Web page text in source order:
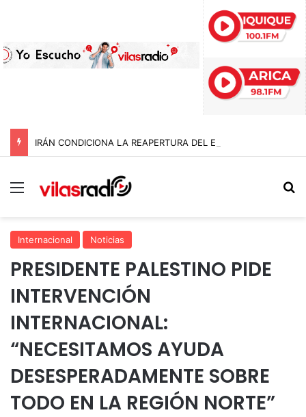
Menú
Internacional Noticias
PRESIDENTE PALESTINO PIDE
INTERVENCIÓN
INTERNACIONAL:
“NECESITAMOS AYUDA
DESESPERADAMENTE SOBRE
TODO EN LA REGIÓN NORTE”